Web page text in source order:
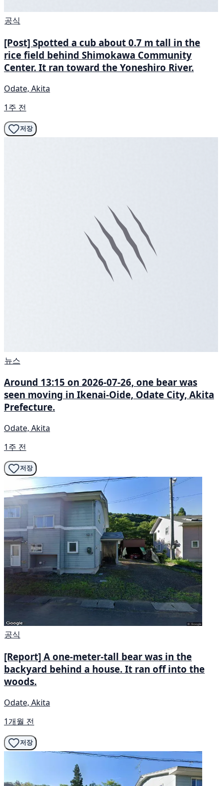
공식
[Post] Spotted a cub about 0.7 m tall in the
rice field behind Shimokawa Community
Center. It ran toward the Yoneshiro River.
Odate, Akita
1주 전
저장
뉴스
Around 13:15 on 2026-07-26, one bear was
seen moving in Ikenai-Oide, Odate City, Akita
Prefecture.
Odate, Akita
1주 전
저장
공식
[Report] A one-meter-tall bear was in the
backyard behind a house. It ran off into the
woods.
Odate, Akita
1개월 전
저장